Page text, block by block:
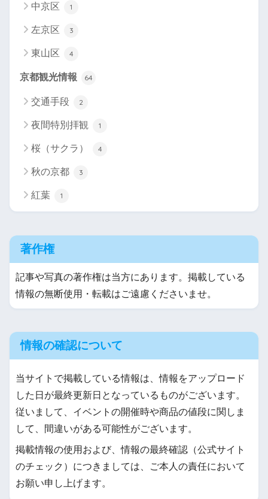
中京区 1
左京区 3
東山区 4
京都観光情報 64
交通手段 2
夜間特別拝観 1
桜（サクラ） 4
秋の京都 3
紅葉 1
著作権
記事や写真の著作権は当方にあります。掲載している
情報の無断使用・転載はご遠慮くださいませ。
情報の確認について
当サイトで掲載している情報は、情報をアップロード
した日が最終更新日となっているものがございます。
従いまして、イベントの開催時や商品の値段に関しま
して、間違いがある可能性がございます。
掲載情報の使用および、情報の最終確認（公式サイト
のチェック）につきましては、ご本人の責任において
お願い申し上げます。